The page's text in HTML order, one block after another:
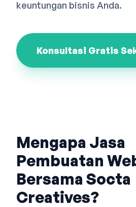
Bahasa Indonesia English
keuntungan bisnis Anda.
Konsultasi Gratis
Mengapa Jasa
Pembuatan
Bersama Socta
Creatives?